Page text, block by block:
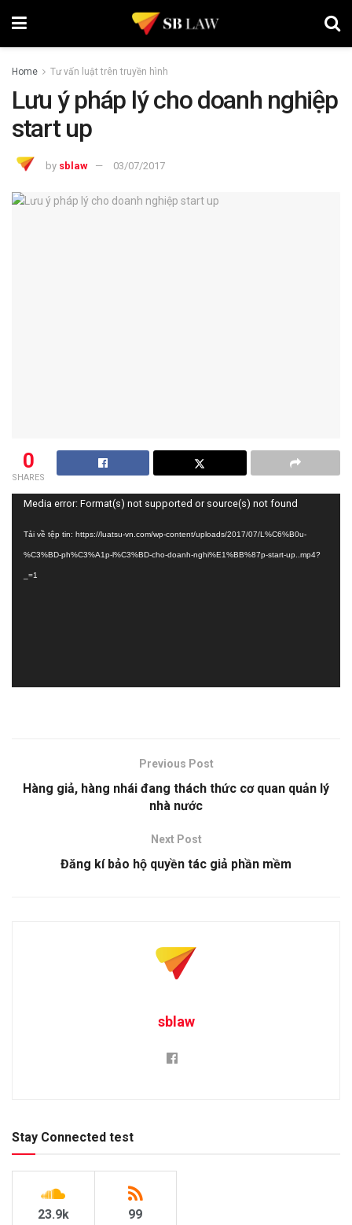
Home Tư vấn luật trên truyền hình
Lưu ý pháp lý cho doanh nghiệp
start up
by sblaw 03/07/2017
0
SHARES
Trình
Media error: Format(s) not supported or source(s) not found
Tải về tệp tin: https://luatsu-vn.com/wp-content/uploads/2017/07/L%C6%B0u-
%C3%BD-ph%C3%A1p-l%C3%BD-cho-doanh-nghi%E1%BB%87p-start-up..mp4?
_=1
Previous Post
Hàng giả, hàng nhái đang thách thức cơ quan quản lý
nhà nước
Next Post
Đăng kí bảo hộ quyền tác giả phần mềm
sblaw
Stay Connected test
23.9k 99